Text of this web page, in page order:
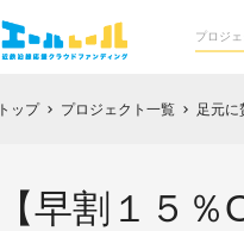
トップ chevron_right プロジェクト一覧 chevron_right 足元に
【早割１５